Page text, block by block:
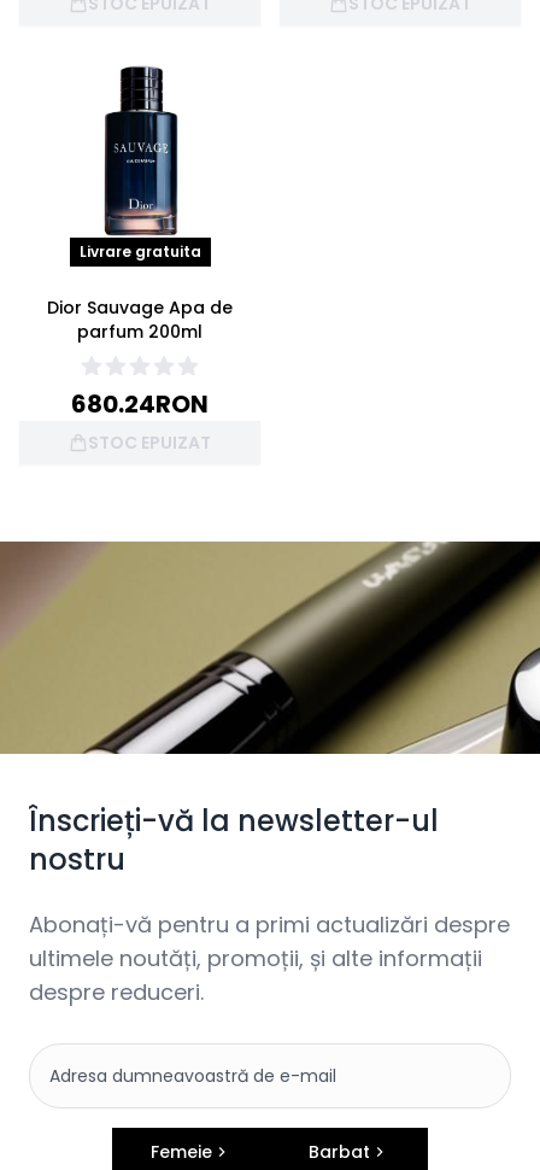
Livrare gratuita
Dior Sauvage Apa de
parfum 200ml
680.24RON
STOC EPUIZAT
Înscrieți-vă la newsletter-ul
nostru
Abonați-vă pentru a primi actualizări despre
ultimele noutăți, promoții, și alte informații
despre reduceri.
Femeie Barbat